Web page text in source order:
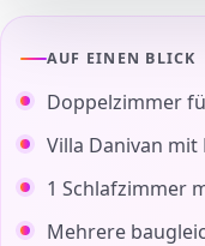
AUF EINEN BLICK
Doppelzimmer
Villa Danivan mit
1 Schlafzimmer
Mehrere